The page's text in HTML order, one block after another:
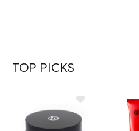
TOP PICKS